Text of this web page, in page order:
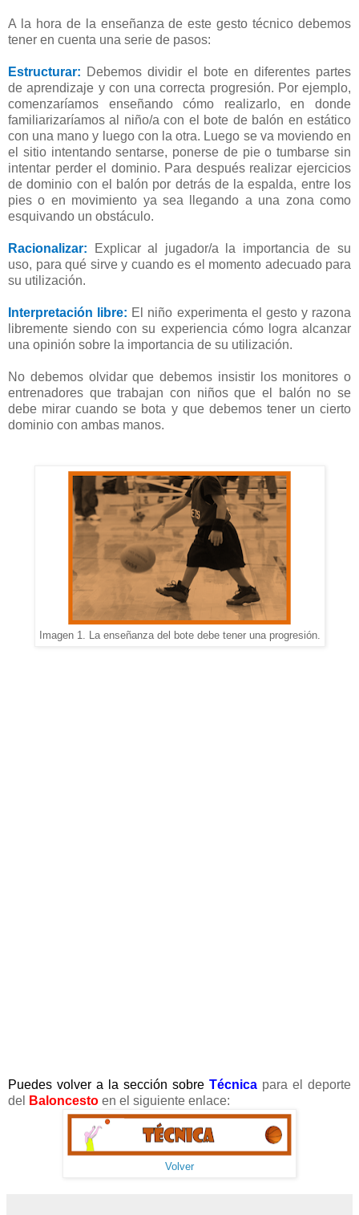
A la hora de la enseñanza de este gesto técnico debemos
tener en cuenta una serie de pasos:
Estructurar: Debemos dividir el bote en diferentes partes
de aprendizaje y con una correcta progresión. Por ejemplo,
comenzaríamos enseñando cómo realizarlo, en donde
familiarizaríamos al niño/a con el bote de balón en estático
con una mano y luego con la otra. Luego se va moviendo en
el sitio intentando sentarse, ponerse de pie o tumbarse sin
intentar perder el dominio. Para después realizar ejercicios
de dominio con el balón por detrás de la espalda, entre los
pies o en movimiento ya sea llegando a una zona como
esquivando un obstáculo.
Racionalizar:
Explicar al jugador/a la importancia de su
uso, para qué sirve y cuando es el momento adecuado para
su utilización.
Interpretación libre: El niño experimenta el gesto y razona
libremente siendo con su experiencia cómo logra alcanzar
una opinión sobre la importancia de su utilización.
No debemos olvidar que debemos insistir los monitores o
entrenadores que trabajan con niños que el balón no se
debe mirar cuando se bota y que debemos tener un cierto
dominio con ambas manos.
Imagen 1. La enseñanza del bote debe tener una progresión.
Puedes volver a la sección sobre Técnica para el deporte
del
Baloncesto en el siguiente enlace:
Volver